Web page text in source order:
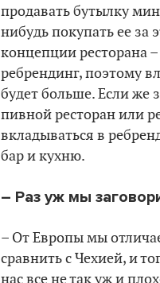
продавать бутылку
нибудь покупать ее за
концепции ресторана
ребрендинг, поэтому
будет больше. Если же
пивной ресторан или
вкладываться в
бар и кухню.
– Раз уж мы
– От Европы мы
сравнить с Чехией, и
нас все не так уж и